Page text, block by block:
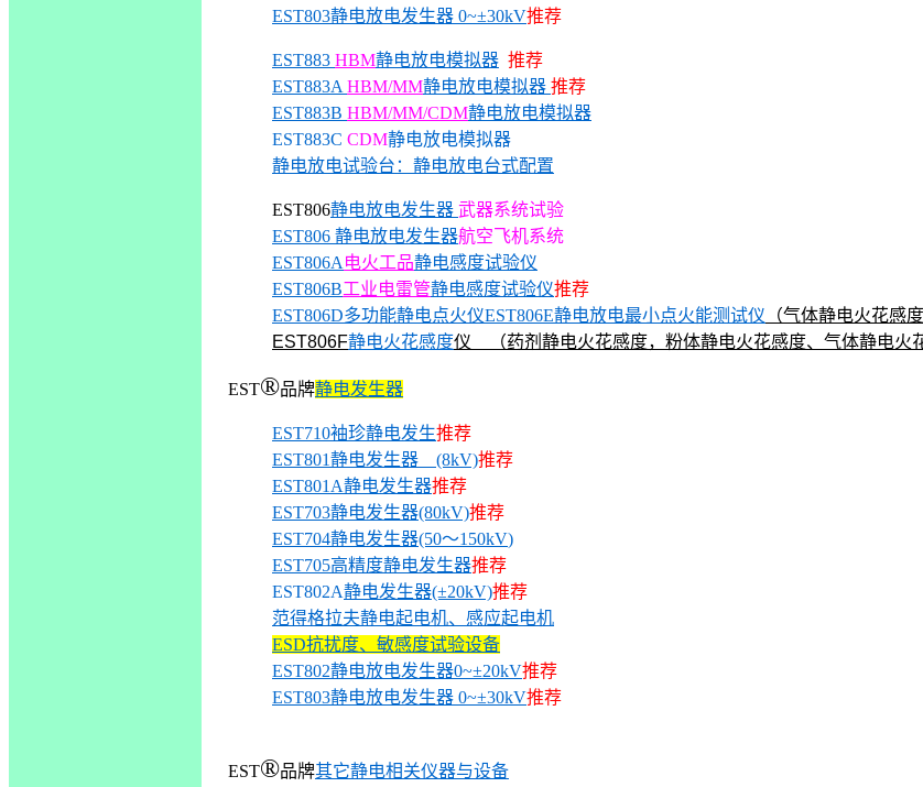
EST803静电放电发生器 0~±30kV推荐
EST883 HBM静电放电模拟器 推荐
EST883A HBM/MM静电放电模拟器 推荐
EST883B HBM/MM/CDM静电放电模拟器
EST883C CDM静电放电模拟器
静电放电试验台：静电放电台式配置
EST806静电放电发生器 武器系统试验
EST806 静电放电发生器航空飞机系统
EST806A 电火工品静电感度试验仪
EST806B工业电雷管静电感度试验仪推荐
EST806D多功能静电点火仪EST806E静电放电最小点火能测试仪 （气体静电火花感
EST806F静电火花感度仪 （药剂静电火花感度，粉体静电火花感度、气体静电火
EST®品牌静电发生器
EST710袖珍静电发生推荐
EST801静电发生器 (8kV)推荐
EST801A静电发生器推荐
EST703静电发生器(80kV)推荐
EST704静电发生器(50～150kV)
EST705高精度静电发生器推荐
EST802A静电发生器(±20kV)推荐
范得格拉夫静电起电机、感应起电机
ESD抗扰度、敏感度试验设备
EST802静电放电发生器0~±20kV推荐
EST803静电放电发生器 0~±30kV推荐
EST®品牌其它静电相关仪器与设备